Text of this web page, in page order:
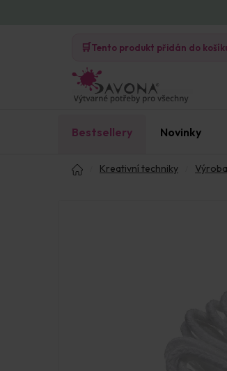
🛒Tento produkt přidán do
Bestsellery Novinky
Kreativní techniky